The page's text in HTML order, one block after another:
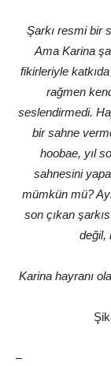
Şarkı resmi bir
Ama Karina
fikirleriyle
rağmen
seslendirmedi.
bir sahne
hoobae, yıl
sahnesini
mümkün mü?
son çıkan
değil,
Karina hayranı
–